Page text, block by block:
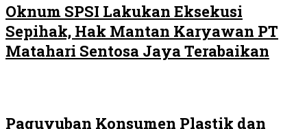
Oknum SPSI Lakukan Eksekusi
Sepihak, Hak Mantan Karyawan PT
Matahari Sentosa Jaya Terabaikan
Paguyuban Konsumen Plastik dan